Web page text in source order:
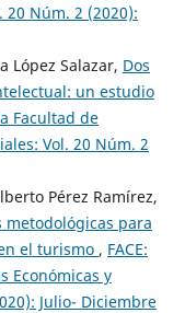
20 Núm. 2 (2020):
López Salazar, Dos
un estudio
Facultad de
Vol. 20 Núm. 2
Pérez Ramírez,
metodológicas para
el turismo , FACE:
Económicas y
Julio- Diciembre